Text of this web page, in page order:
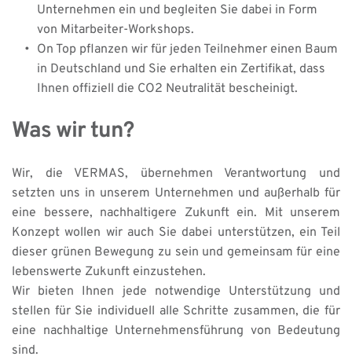
Unternehmen ein und begleiten Sie dabei in Form
von Mitarbeiter-Workshops.
On Top pflanzen wir für jeden Teilnehmer einen Baum
in Deutschland und Sie erhalten ein Zertifikat, dass
Ihnen offiziell die CO2 Neutralität bescheinigt.
Was wir tun?
Wir, die VERMAS, übernehmen Verantwortung und
setzten uns in unserem Unternehmen und außerhalb für
eine bessere, nachhaltigere Zukunft ein. Mit unserem
Konzept wollen wir auch Sie dabei unterstützen, ein Teil
dieser grünen Bewegung zu sein und gemeinsam für eine
lebenswerte Zukunft einzustehen.
Wir bieten Ihnen jede notwendige Unterstützung und
stellen für Sie individuell alle Schritte zusammen, die für
eine nachhaltige Unternehmensführung von Bedeutung
sind.